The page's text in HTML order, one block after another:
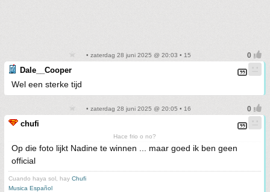
• zaterdag 28 juni 2025 @ 20:03 • 15
Dale__Cooper
Wel een sterke tijd
• zaterdag 28 juni 2025 @ 20:05 • 16
chufi
Hace frio o no?
Op die foto lijkt Nadine te winnen ... maar goed ik ben geen
official
Cuando haya sol, hay Chufi
Musica Español